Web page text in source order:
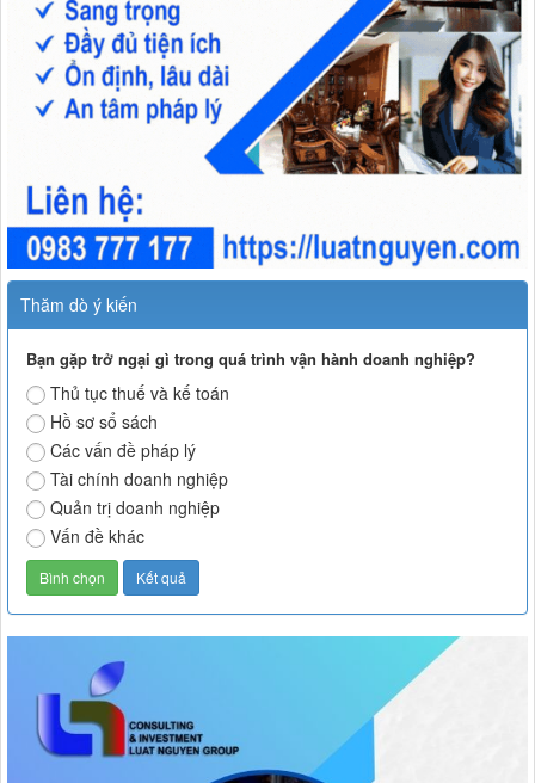
Thăm dò ý kiến
Bạn gặp trở ngại gì trong quá trình vận hành doanh nghiệp?
Thủ tục thuế và kế toán
Hồ sơ sổ sách
Các vấn đề pháp lý
Tài chính doanh nghiệp
Quản trị doanh nghiệp
Vấn đề khác